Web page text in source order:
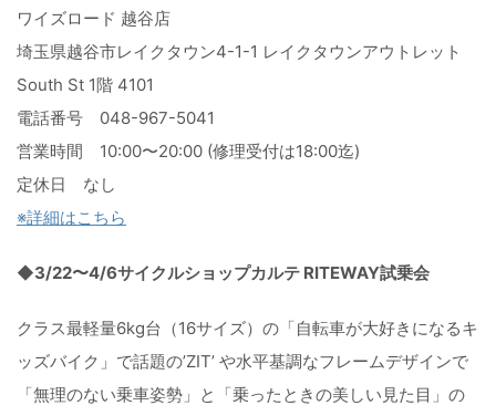
ワイズロード 越谷店
埼玉県越谷市レイクタウン4-1-1 レイクタウンアウトレット
South St 1階 4101
電話番号 048-967-5041
営業時間 10:00〜20:00 (修理受付は18:00迄)
定休日 なし
※詳細はこちら
◆3/22〜4/6サイクルショップカルテ RITEWAY試乗会
クラス最軽量6kg台（16サイズ）の「自転車が大好きになるキ
ッズバイク」で話題の’ZIT’ や水平基調なフレームデザインで
「無理のない乗車姿勢」と「乗ったときの美しい見た目」 の